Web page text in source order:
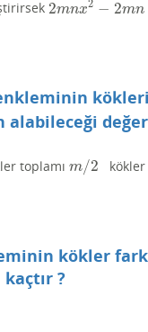
2mnx2 − 2mn
2mnx2− 2m n=0
alabileceği
toplamım/2
m/2
kökler
kökler
?